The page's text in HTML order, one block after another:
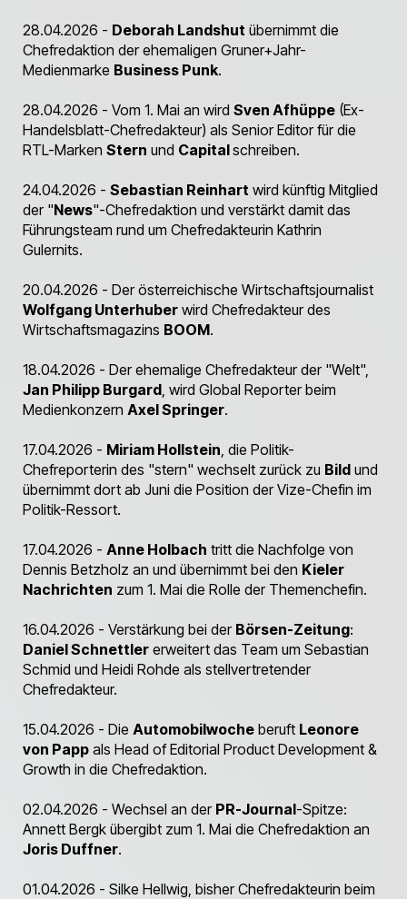
28.04.2026 - Deborah Landshut übernimmt die
Chefredaktion der ehemaligen Gruner+Jahr-
Medienmarke Business Punk.
28.04.2026 - Vom 1. Mai an wird Sven Afhüppe (Ex-
Handelsblatt-Chefredakteur) als Senior Editor für die
RTL-Marken Stern und Capitalschreiben.
24.04.2026 - Sebastian Reinhart wird künftig Mitglied
der "News"-Chefredaktion und verstärkt damit das
Führungsteam rund um Chefredakteurin Kathrin
Gulernits.
20.04.2026 - Der österreichische Wirtschaftsjournalist
Wolfgang Unterhuber wird Chefredakteur des
Wirtschaftsmagazins BOOM.
18.04.2026 - Der ehemalige Chefredakteur der "Welt",
Jan Philipp Burgard , wird Global Reporter beim
Medienkonzern Axel Springer.
17.04.2026 - Miriam Hollstein , die Politik-
Chefreporterin des "stern" wechselt zurück zu Bild und
übernimmt dort ab Juni die Position der Vize-Chefin im
Politik-Ressort.
17.04.2026 - Anne Holbach tritt die Nachfolge von
Dennis Betzholz an und übernimmt bei den Kieler
Nachrichten zum 1. Mai die Rolle der Themenchefin.
16.04.2026 - Verstärkung bei der Börsen-Zeitung:
Daniel Schnettler erweitert das Team um Sebastian
Schmid und Heidi Rohde als stellvertretender
Chefredakteur.
15.04.2026 - Die Automobilwoche beruft Leonore
von Papp als Head of Editorial Product Development &
Growth in die Chefredaktion.
02.04.2026 - Wechsel an der PR-Journal-Spitze:
Annett Bergk übergibt zum 1. Mai die Chefredaktion an
Joris Duffner.
01.04.2026 - Silke Hellwig, bisher Chefredakteurin beim